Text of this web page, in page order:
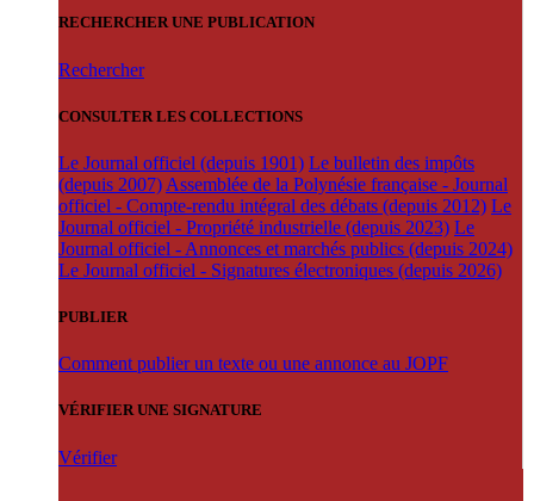
RECHERCHER UNE PUBLICATION
Rechercher
CONSULTER LES COLLECTIONS
Le Journal officiel (depuis 1901) Le bulletin des impôts
(depuis 2007) Assemblée de la Polynésie française - Journal
officiel - Compte-rendu intégral des débats (depuis 2012) Le
Journal officiel - Propriété industrielle (depuis 2023) Le
Journal officiel - Annonces et marchés publics (depuis 2024)
Le Journal officiel - Signatures électroniques (depuis 2026)
PUBLIER
Comment publier un texte ou une annonce au JOPF
VÉRIFIER UNE SIGNATURE
Vérifier